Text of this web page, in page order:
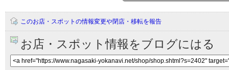
このお店・スポットの情報変更や閉店・移転を報告
お店・スポット情報をブログにはる